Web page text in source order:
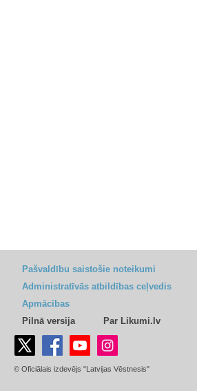
Pašvaldību saistošie noteikumi
Administratīvās atbildības ceļvedis
Apmācības
Pilnā versija
Par Likumi.lv
© Oficiālais izdevējs "Latvijas Vēstnesis"